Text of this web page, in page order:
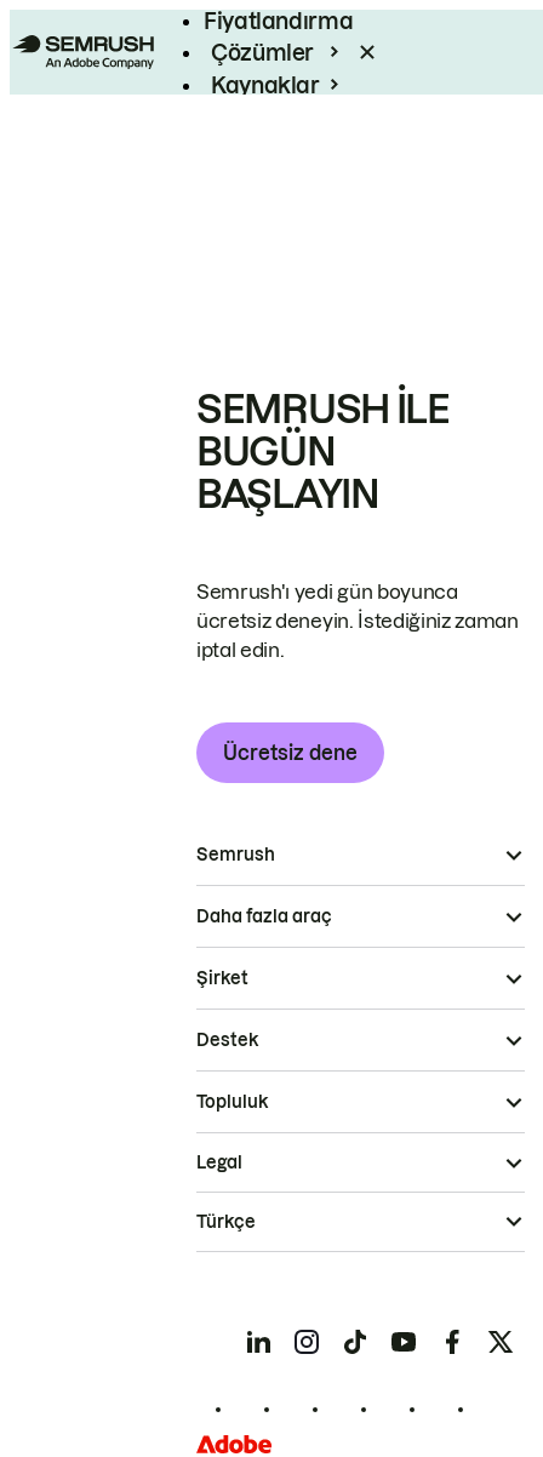
Fiyatlandırma
Çözümler
Kaynaklar
SEMRUSH ILE
BUGÜN
BAŞLAYIN
Semrush'ı yedi gün boyunca
ücretsiz deneyin. İstediğiniz zaman
iptal edin.
Ücretsiz dene
Semrush
Daha fazla araç
Şirket
Destek
Topluluk
Legal
Türkçe